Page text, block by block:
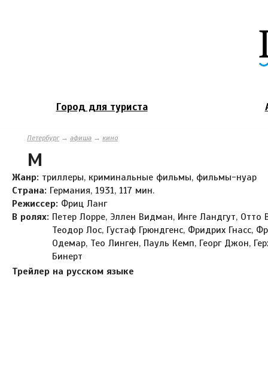
Город для туриста
Петербург→ афиша → кино
М
Жанр: триллеры, криминальные фильмы, фильмы-нуар
Страна: Германия, 1931, 117 мин.
Режиссер: Фриц Ланг
В ролях: Петер Лорре, Эллен Видман, Инге Ландгут, Отто
Теодор Лос, Густаф Грюндгенс, Фридрих Гнасс,
Одемар, Тео Линген, Пауль Кемп, Георг Джон,
Бинерт
Трейлер на русском языке